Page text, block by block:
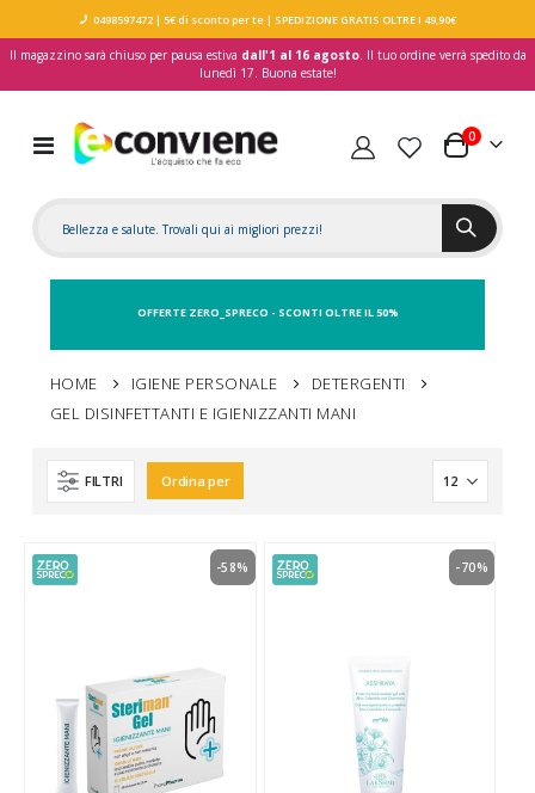
0498597472| 5€ di sconto per te| SPEDIZIONE GRATIS OLTRE I 49,90€
Il magazzino sarà chiuso per pausa estiva dall'1 al 16 agosto. Il tuo ordine verrà spedito da
lunedì 17. Buona estate!
Toggle
Nav
Carrello
0elementi
OFFERTE ZERO_SPRECO - SCONTI OLTRE IL 50%
HOME IGIENE PERSONALE
DETERGENTI
GEL DISINFETTANTI E IGIENIZZANTI MANI
FILTRI Ordina per
-58% -70%